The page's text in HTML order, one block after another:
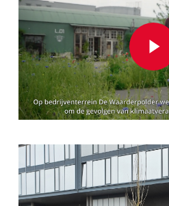
Play Video